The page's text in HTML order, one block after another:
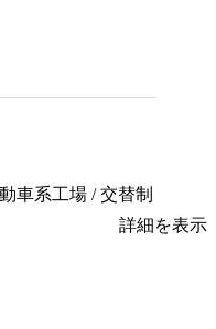
車系工場 / 交替制
詳細を表示